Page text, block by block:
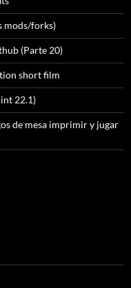
mods/forks)
(Parte 20)
short film
22.1)
de mesa imprimir y jugar